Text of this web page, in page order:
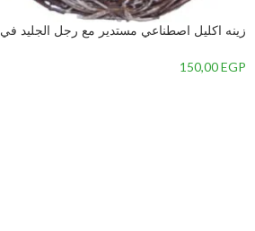
زينه اكليل اصطناعي مستدير مع رجل الجليد في
150,00EGP